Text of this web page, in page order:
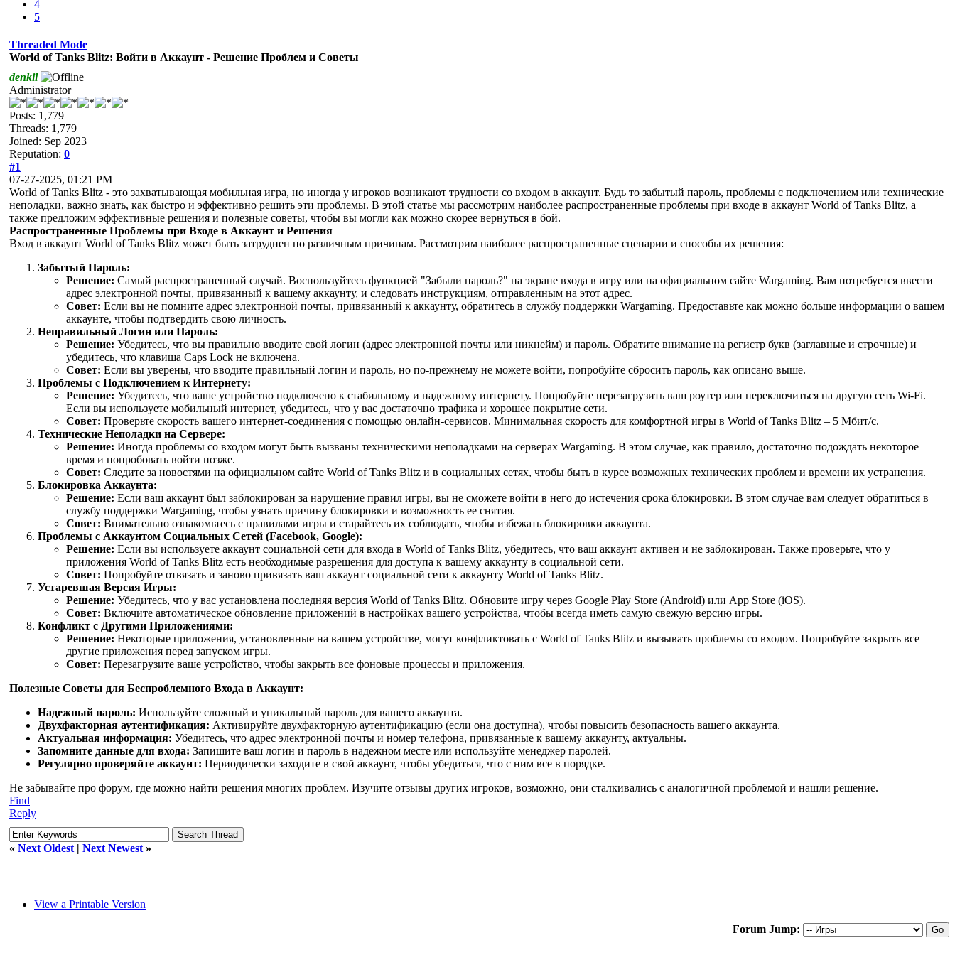
4
5
Threaded Mode
World of Tanks Blitz: Войти в Аккаунт - Решение Проблем и Советы
denkil
Administrator
Posts: 1,779
Threads: 1,779
Joined: Sep 2023
Reputation: 0
#1
07-27-2025, 01:21 PM
World of Tanks Blitz - это захватывающая мобильная игра, но иногда у игроков возникают трудности со входом в аккаунт. Будь то забытый пароль, проблемы с подключением или технические
неполадки, важно знать, как быстро и эффективно решить эти проблемы. В этой статье мы рассмотрим наиболее распространенные проблемы при входе в аккаунт World of Tanks Blitz, а
также предложим эффективные решения и полезные советы, чтобы вы могли как можно скорее вернуться в бой.
Распространенные Проблемы при Входе в Аккаунт и Решения
Вход в аккаунт World of Tanks Blitz может быть затруднен по различным причинам. Рассмотрим наиболее распространенные сценарии и способы их решения:
Забытый Пароль:
Решение: Самый распространенный случай. Воспользуйтесь функцией "Забыли пароль?" на экране входа в игру или на официальном сайте Wargaming. Вам потребуется ввести
адрес электронной почты, привязанный к вашему аккаунту, и следовать инструкциям, отправленным на этот адрес.
Совет: Если вы не помните адрес электронной почты, привязанный к аккаунту, обратитесь в службу поддержки Wargaming. Предоставьте как можно больше информации о вашем
аккаунте, чтобы подтвердить свою личность.
Неправильный Логин или Пароль:
Решение: Убедитесь, что вы правильно вводите свой логин (адрес электронной почты или никнейм) и пароль. Обратите внимание на регистр букв (заглавные и строчные) и
убедитесь, что клавиша Caps Lock не включена.
Совет: Если вы уверены, что вводите правильный логин и пароль, но по-прежнему не можете войти, попробуйте сбросить пароль, как описано выше.
Проблемы с Подключением к Интернету:
Решение: Убедитесь, что ваше устройство подключено к стабильному и надежному интернету. Попробуйте перезагрузить ваш роутер или переключиться на другую сеть Wi-Fi.
Если вы используете мобильный интернет, убедитесь, что у вас достаточно трафика и хорошее покрытие сети.
Совет: Проверьте скорость вашего интернет-соединения с помощью онлайн-сервисов. Минимальная скорость для комфортной игры в World of Tanks Blitz – 5 Мбит/с.
Технические Неполадки на Сервере:
Решение: Иногда проблемы со входом могут быть вызваны техническими неполадками на серверах Wargaming. В этом случае, как правило, достаточно подождать некоторое
время и попробовать войти позже.
Совет: Следите за новостями на официальном сайте World of Tanks Blitz и в социальных сетях, чтобы быть в курсе возможных технических проблем и времени их устранения.
Блокировка Аккаунта:
Решение: Если ваш аккаунт был заблокирован за нарушение правил игры, вы не сможете войти в него до истечения срока блокировки. В этом случае вам следует обратиться в
службу поддержки Wargaming, чтобы узнать причину блокировки и возможность ее снятия.
Совет: Внимательно ознакомьтесь с правилами игры и старайтесь их соблюдать, чтобы избежать блокировки аккаунта.
Проблемы с Аккаунтом Социальных Сетей (Facebook, Google):
Решение: Если вы используете аккаунт социальной сети для входа в World of Tanks Blitz, убедитесь, что ваш аккаунт активен и не заблокирован. Также проверьте, что у
приложения World of Tanks Blitz есть необходимые разрешения для доступа к вашему аккаунту в социальной сети.
Совет: Попробуйте отвязать и заново привязать ваш аккаунт социальной сети к аккаунту World of Tanks Blitz.
Устаревшая Версия Игры:
Решение: Убедитесь, что у вас установлена последняя версия World of Tanks Blitz. Обновите игру через Google Play Store (Android) или App Store (iOS).
Совет: Включите автоматическое обновление приложений в настройках вашего устройства, чтобы всегда иметь самую свежую версию игры.
Конфликт с Другими Приложениями:
Решение: Некоторые приложения, установленные на вашем устройстве, могут конфликтовать с World of Tanks Blitz и вызывать проблемы со входом. Попробуйте закрыть все
другие приложения перед запуском игры.
Совет: Перезагрузите ваше устройство, чтобы закрыть все фоновые процессы и приложения.
Полезные Советы для Беспроблемного Входа в Аккаунт:
Надежный пароль: Используйте сложный и уникальный пароль для вашего аккаунта.
Двухфакторная аутентификация: Активируйте двухфакторную аутентификацию (если она доступна), чтобы повысить безопасность вашего аккаунта.
Актуальная информация: Убедитесь, что адрес электронной почты и номер телефона, привязанные к вашему аккаунту, актуальны.
Запомните данные для входа: Запишите ваш логин и пароль в надежном месте или используйте менеджер паролей.
Регулярно проверяйте аккаунт: Периодически заходите в свой аккаунт, чтобы убедиться, что с ним все в порядке.
Не забывайте про форум, где можно найти решения многих проблем. Изучите отзывы других игроков, возможно, они сталкивались с аналогичной проблемой и нашли решение.
Find
Reply
« Next Oldest | Next Newest »
View a Printable Version
Forum Jump: